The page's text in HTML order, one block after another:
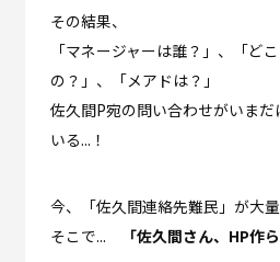
その結果、
「マネージャーは誰？」、「ど
の？」、「メアドは？」
佐久間P宛の問い合わせがいま
いる...！
今、「佐久間連絡先難民」が大量
そこで...
「佐久間さん、HP作